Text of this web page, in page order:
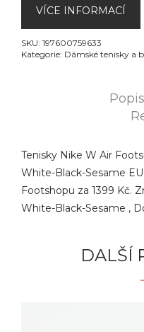
VÍCE INFORMACÍ
SKU: 197600759633
Kategorie: Dámské tenisky a
Tenisky Nike W Air
White-Black-Sesame
Footshopu za 1399 Kč.
White-Black-Sesame ,
DALŠÍ